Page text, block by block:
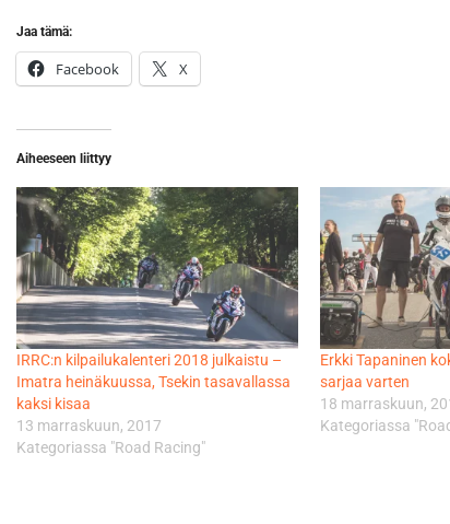
Jaa tämä:
Facebook X
Aiheeseen liittyy
IRRC:n kilpailukalenteri 2018 julkaistu –
Imatra heinäkuussa, Tsekin tasavallassa
kaksi kisaa
13 marraskuun, 2017
Kategoriassa "Road Racing"
Erkki Tapaninen
sarjaa varten
18 marraskuun,
Kategoriassa